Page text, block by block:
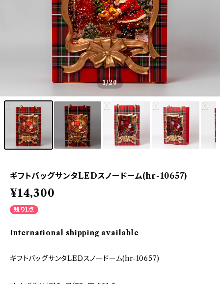
1/20
ギフトバッグサンタLEDスノードーム(hr-10657)
¥14,300
残り1点
International shipping available
ギフトバッグサンタLEDスノードーム(hr-10657)